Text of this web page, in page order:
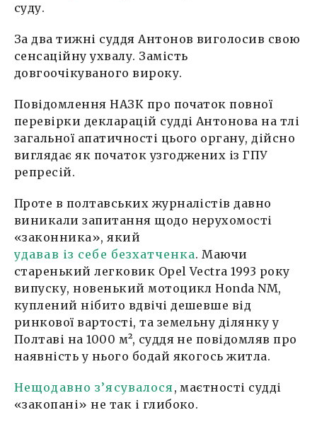
суду.
За два тижні суддя Антонов виголосив свою
сенсаційну ухвалу. Замість
довгоочікуваного вироку.
Повідомлення НАЗК про початок повної
перевірки декларацій судді Антонова на тлі
загальної апатичності цього органу, дійсно
виглядає як початок узгоджених із ГПУ
репресій.
Проте в полтавських журналістів давно
виникали запитання щодо нерухомості
«законника», який
удавав із себе безхатченка. Маючи
старенький легковик Opel Vectra 1993 року
випуску, новенький мотоцикл Honda NM,
куплений нібито вдвічі дешевше від
ринкової вартості, та земельну ділянку у
Полтаві на 1000 м², суддя не повідомляв про
наявність у нього бодай якогось житла.
Нещодавно з’ясувалося, маєтності судді
«закопані» не так і глибоко.